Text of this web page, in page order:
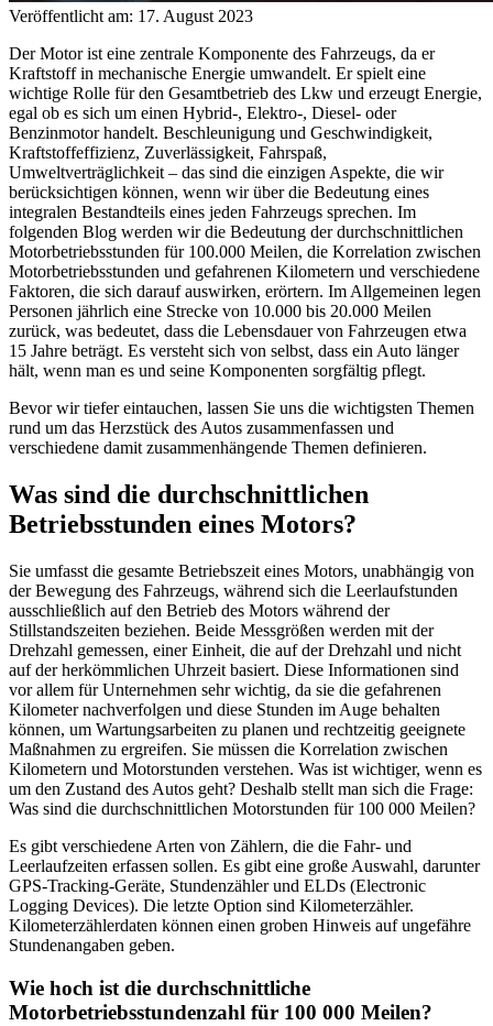
Veröffentlicht am: 17. August 2023
Der Motor ist eine zentrale Komponente des Fahrzeugs, da er
Kraftstoff in mechanische Energie umwandelt. Er spielt eine
wichtige Rolle für den Gesamtbetrieb des Lkw und erzeugt Energie,
egal ob es sich um einen Hybrid-, Elektro-, Diesel- oder
Benzinmotor handelt. Beschleunigung und Geschwindigkeit,
Kraftstoffeffizienz, Zuverlässigkeit, Fahrspaß,
Umweltverträglichkeit – das sind die einzigen Aspekte, die wir
berücksichtigen können, wenn wir über die Bedeutung eines
integralen Bestandteils eines jeden Fahrzeugs sprechen. Im
folgenden Blog werden wir die Bedeutung der durchschnittlichen
Motorbetriebsstunden für 100.000 Meilen, die Korrelation zwischen
Motorbetriebsstunden und gefahrenen Kilometern und verschiedene
Faktoren, die sich darauf auswirken, erörtern. Im Allgemeinen legen
Personen jährlich eine Strecke von 10.000 bis 20.000 Meilen
zurück, was bedeutet, dass die Lebensdauer von Fahrzeugen etwa
15 Jahre beträgt. Es versteht sich von selbst, dass ein Auto länger
hält, wenn man es und seine Komponenten sorgfältig pflegt.
Bevor wir tiefer eintauchen, lassen Sie uns die wichtigsten Themen
rund um das Herzstück des Autos zusammenfassen und
verschiedene damit zusammenhängende Themen definieren.
Was sind die durchschnittlichen
Betriebsstunden eines Motors?
Sie umfasst die gesamte Betriebszeit eines Motors, unabhängig von
der Bewegung des Fahrzeugs, während sich die Leerlaufstunden
ausschließlich auf den Betrieb des Motors während der
Stillstandszeiten beziehen. Beide Messgrößen werden mit der
Drehzahl gemessen, einer Einheit, die auf der Drehzahl und nicht
auf der herkömmlichen Uhrzeit basiert. Diese Informationen sind
vor allem für Unternehmen sehr wichtig, da sie die gefahrenen
Kilometer nachverfolgen und diese Stunden im Auge behalten
können, um Wartungsarbeiten zu planen und rechtzeitig geeignete
Maßnahmen zu ergreifen. Sie müssen die Korrelation zwischen
Kilometern und Motorstunden verstehen. Was ist wichtiger, wenn es
um den Zustand des Autos geht? Deshalb stellt man sich die Frage:
Was sind die durchschnittlichen Motorstunden für 100 000 Meilen?
Es gibt verschiedene Arten von Zählern, die die Fahr- und
Leerlaufzeiten erfassen sollen. Es gibt eine große Auswahl, darunter
GPS-Tracking-Geräte, Stundenzähler und ELDs (Electronic
Logging Devices). Die letzte Option sind Kilometerzähler.
Kilometerzählerdaten können einen groben Hinweis auf ungefähre
Stundenangaben geben.
Wie hoch ist die durchschnittliche
Motorbetriebsstundenzahl für 100 000 Meilen?